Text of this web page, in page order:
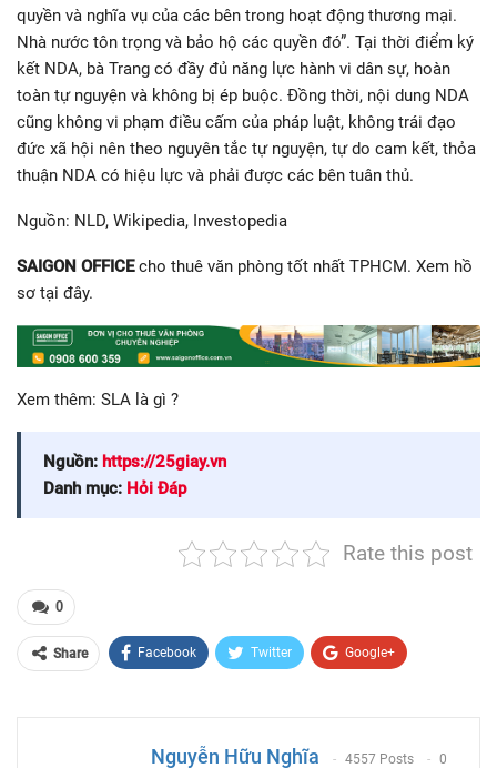
quyền và nghĩa vụ của các bên trong hoạt động thương mại.
Nhà nước tôn trọng và bảo hộ các quyền đó”. Tại thời điểm ký
kết NDA, bà Trang có đầy đủ năng lực hành vi dân sự, hoàn
toàn tự nguyện và không bị ép buộc. Đồng thời, nội dung NDA
cũng không vi phạm điều cấm của pháp luật, không trái đạo
đức xã hội nên theo nguyên tắc tự nguyện, tự do cam kết, thỏa
thuận NDA có hiệu lực và phải được các bên tuân thủ.
Nguồn: NLD, Wikipedia, Investopedia
SAIGON OFFICEcho thuê văn phòng tốt nhất TPHCM. Xem hồ
sơ tại đây.
Xem thêm: SLA là gì ?
Nguồn: https://25giay.vn
Danh mục: Hỏi Đáp
Rate this post
0
Share Facebook Twitter Google+
Nguyễn Hữu Nghĩa 4557 Posts 0